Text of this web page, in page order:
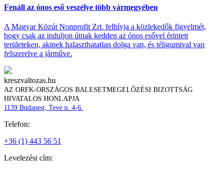
Fenáll az ónos eső veszélye több vármegyében
A Magyar Közút Nonprofit Zrt. felhívja a közlekedők figyelmét,
hogy csak az induljon útnak kedden az ónos esővel érintett
területeken, akinek halaszthatatlan dolga van, és téligumival van
felszerelve a járműve.
kreszvaltozas.hu
AZ ORFK-ORSZÁGOS BALESETMEGELŐZÉSI BIZOTTSÁG
HIVATALOS HONLAPJA
1139 Budapest, Teve u. 4-6.
Telefon:
+36 (1) 443 56 51
Levelezési cím: